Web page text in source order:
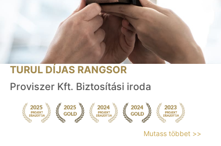
TURUL DÍJAS RANGSOR
Proviszer Kft. Biztosítási iroda
Mutass többet >>